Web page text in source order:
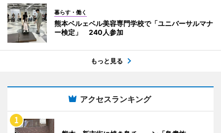
暮らす・働く
熊本ベルェベル美容専門学校で「ユニバーサルマナ
ー検定」 240人参加
もっと見る
アクセスランキング